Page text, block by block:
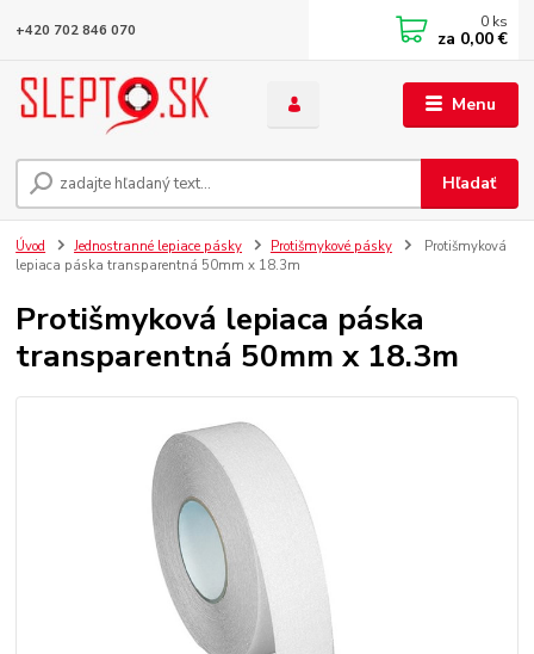
Menu
Hľadať
+420 702 846 070 0 ks
za 0,00 €
Úvod Jednostranné lepiace pásky Protišmykové pásky
Protišmyková
lepiaca páska transparentná 50mm x 18.3m
Protišmyková lepiaca páska
transparentná 50mm x 18.3m